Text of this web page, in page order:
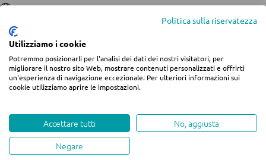
Armadi con ante a battente
SPECCHI
Specchi da parete
Specchi boudoir e da trucco
Specchi da bagno
LinguaDeutsch|Italiano
© 2026 Centro arredamento Jungmann
* Tutti i prezzi includono l'IVA piùspese di spedizionese non diversamente
indicato.
Modifica impostazioni dei cookieWhistleblowing
created by teamblau
Politica sulla riservatezza
Utilizziamo i cookie
Potremmo posizionarli per l'analisi dei dati dei nostri visitatori, per
migliorare il nostro sito Web, mostrare contenuti personalizzati e offrirti
un'esperienza di navigazione eccezionale. Per ulteriori informazioni sui
cookie utilizziamo aprire le impostazioni.
Accettare tutti
No, aggiusta
Negare